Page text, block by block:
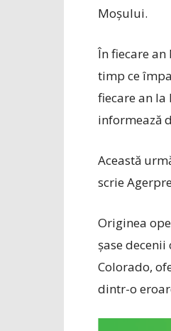
Moşului.
În fiecare
timp ce
fiecare an
informează
Această
scrie
Originea
şase
Colorado,
dintr-o